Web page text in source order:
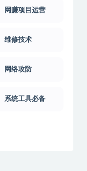
网赚项目运营
维修技术
网络攻防
系统工具必备